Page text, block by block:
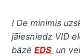
! De minimis
jāiesniedz VID
bāzē EDS un